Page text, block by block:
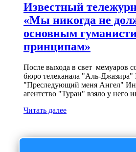
Известный
«Мы никогда не
основным
принципам»
После выхода в свет мемуаров
бюро телеканала "Аль-
"Преследующий меня Ангел"
агентство "Туран" взяло у него
Читать далее